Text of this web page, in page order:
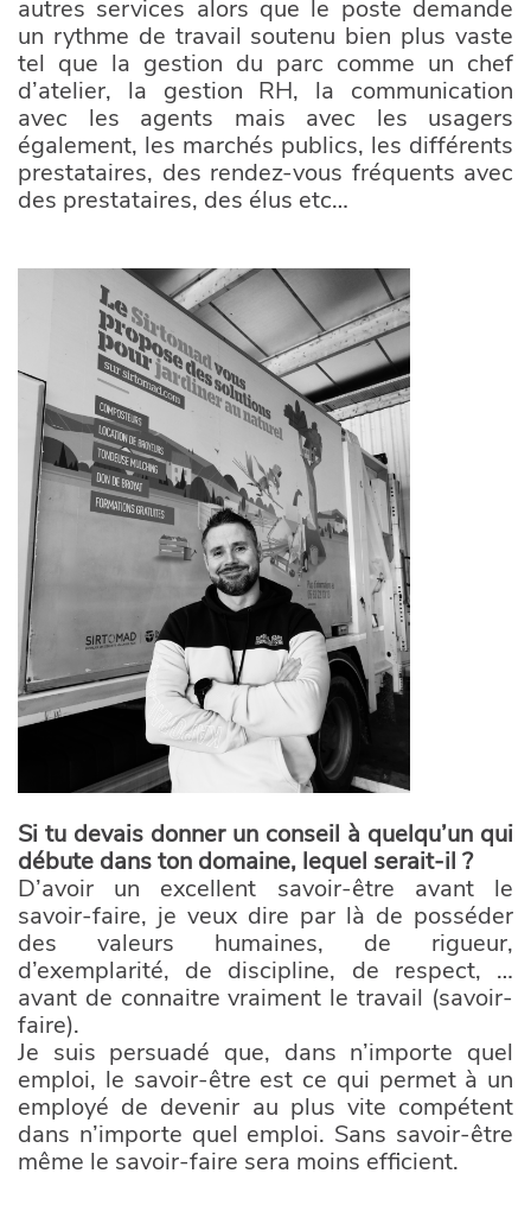
autres services alors que le poste demande
un rythme de travail soutenu bien plus vaste
tel que la gestion du parc comme un chef
d’atelier, la gestion RH, la communication
avec les agents mais avec les usagers
également, les marchés publics, les différents
prestataires, des rendez-vous fréquents avec
des prestataires, des élus etc…
Si tu devais donner un conseil à quelqu’un qui
débute dans ton domaine, lequel serait-il ?
D’avoir un excellent savoir-être avant le
savoir-faire, je veux dire par là de posséder
des valeurs humaines, de rigueur,
d’exemplarité, de discipline, de respect, …
avant de connaitre vraiment le travail (savoir-
faire).
Je suis persuadé que, dans n’importe quel
emploi, le savoir-être est ce qui permet à un
employé de devenir au plus vite compétent
dans n’importe quel emploi. Sans savoir-être
même le savoir-faire sera moins efficient.